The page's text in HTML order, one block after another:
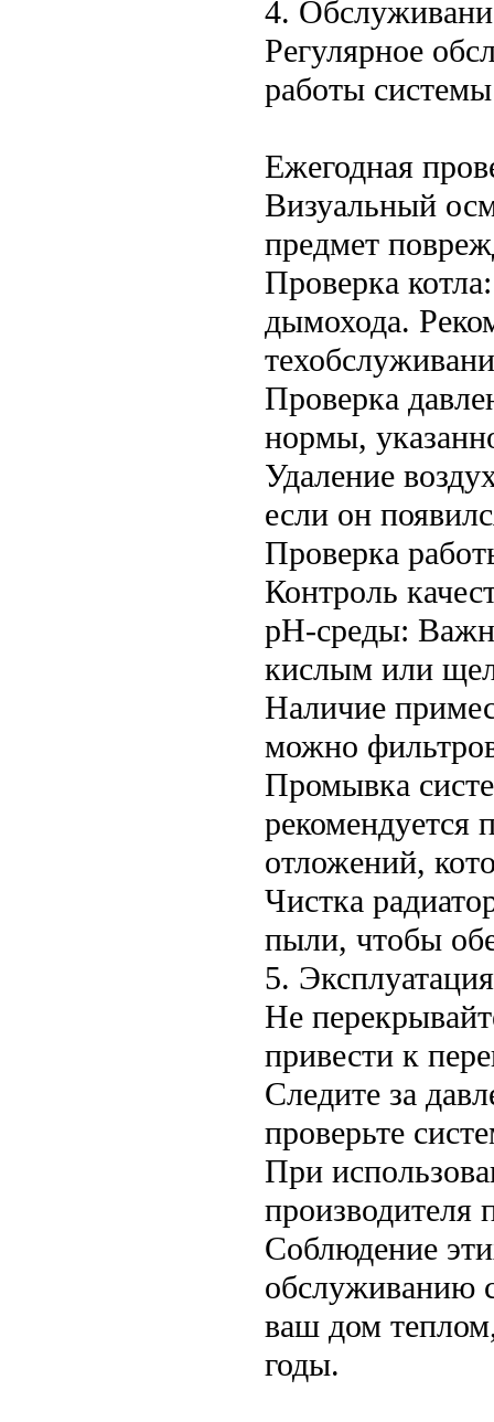
4.
Регулярное
работы
Ежегодная
Визуальный
предмет
Проверка
дымохода.
Проверка
нормы,
Удаление
если он
Проверка
Контроль
pH-среды:
кислым или
Наличие
можно
Промывка
рекомендуется
отложений,
Чистка
пыли, чтобы
5.
Не
привести к
Следите за
проверьте
При
производителя
Соблюдение
обслуживанию
ваш дом
годы.